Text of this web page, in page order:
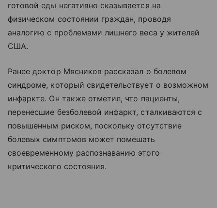
готовой еды негативно сказывается на
физическом состоянии граждан, проводя
аналогию с проблемами лишнего веса у жителей
США.
Ранее доктор Мясников рассказал о болевом
синдроме, который свидетельствует о возможном
инфаркте. Он также отметил, что пациенты,
перенесшие безболевой инфаркт, сталкиваются с
повышенным риском, поскольку отсутствие
болевых симптомов может помешать
своевременному распознаванию этого
критического состояния.